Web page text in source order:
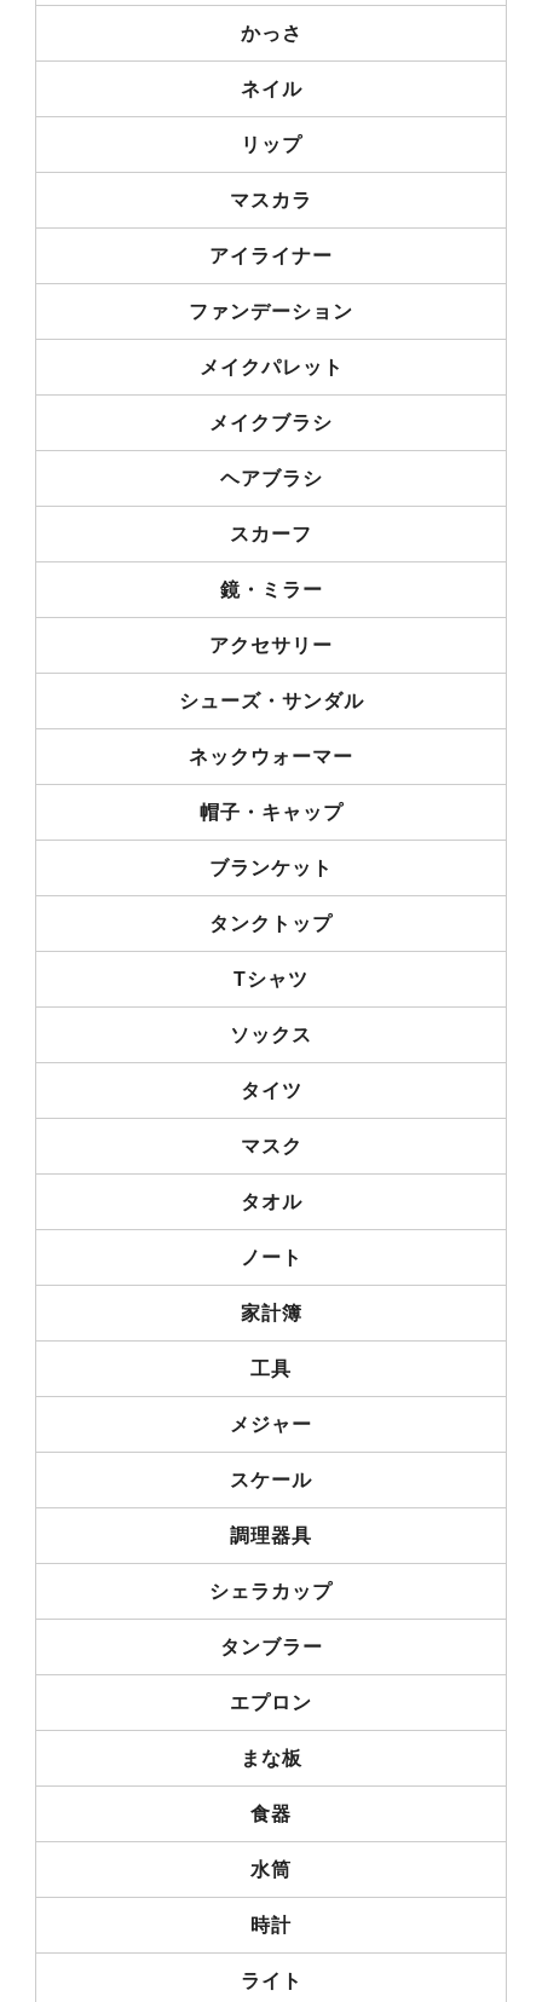
かっさ
ネイル
リップ
マスカラ
アイライナー
ファンデーション
メイクパレット
メイクブラシ
ヘアブラシ
スカーフ
鏡・ミラー
アクセサリー
シューズ・サンダル
ネックウォーマー
帽子・キャップ
ブランケット
タンクトップ
Tシャツ
ソックス
タイツ
マスク
タオル
ノート
家計簿
工具
メジャー
スケール
調理器具
シェラカップ
タンブラー
エプロン
まな板
食器
水筒
時計
ライト